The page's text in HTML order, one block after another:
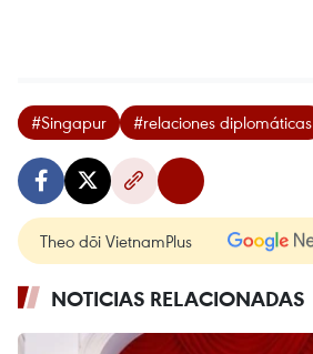
#Singapur #relaciones diplomáticas
Theo dõi VietnamPlus
NOTICIAS RELACIONADAS